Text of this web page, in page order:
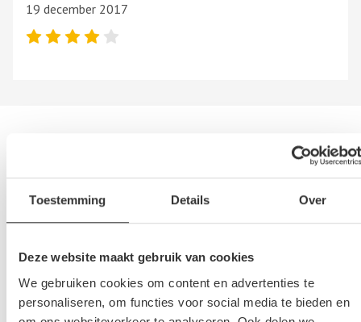
Toestemming Details Over
Deze website maakt gebruik van cookies
We gebruiken cookies om content en advertenties te
personaliseren, om functies voor social media te bieden en
19 december 2017
Bent u op zoek naar een andere autosloperij, autosloop of
autodemontagebedrijf in de buurt van Mercedes Sloperij Star-
Parts Recycling NL? Hieronder vind u een overzicht van
kunnen u helpen als u uw sloopauto wilt verkopen of als u
tweedehands of gebruikte auto onderdelen wilt aanschaffen.